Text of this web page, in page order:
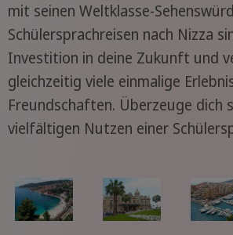
mit seinen Weltklasse-
Schülersprachreisen nach Nizza
Investition in deine Zukunft und
gleichzeitig viele einmalige
Freundschaften. Überzeuge dich
vielfältigen Nutzen einer